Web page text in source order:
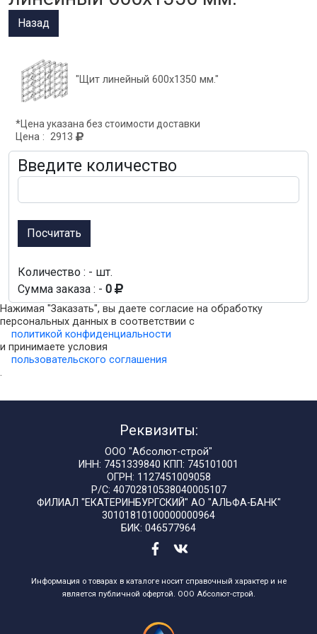
"Щит линейный 600х1350 мм."
*Цена указана без стоимости доставки
Цена : 2913
Введите количество
Посчитать
Количество : - шт.
Сумма заказа : - 0
Нажимая "Заказать", вы даете согласие на обработку
персональных данных в соответствии с
политикой конфиденциальности
и принимаете условия
пользовательского соглашения
.
Реквизиты:
ООО "Абсолют-строй"
ИНН: 7451339840 КПП: 745101001
ОГРН: 1127451009058
Р/С: 40702810538040005107
ФИЛИАЛ "ЕКАТЕРИНБУРГСКИЙ" АО "АЛЬФА-БАНК"
30101810100000000964
БИК: 046577964
Информация о товарах в каталоге носит справочный характер и не
является публичной офертой. ООО Абсолют-строй.